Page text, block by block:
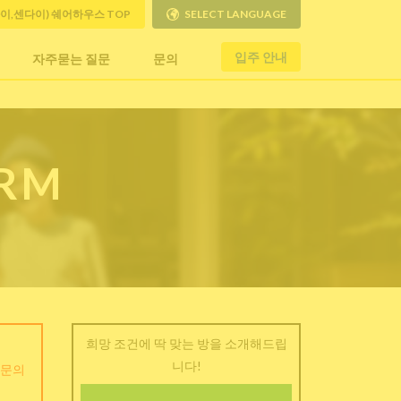
자주묻는 질문 문의 입주 안내
,센다이) 쉐어하우스 TOP SELECT LANGUAGE
의
희망 조건에 딱 맞는 방을 소개해드립
니다!